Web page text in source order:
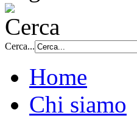
Cerca...
Home
Chi siamo